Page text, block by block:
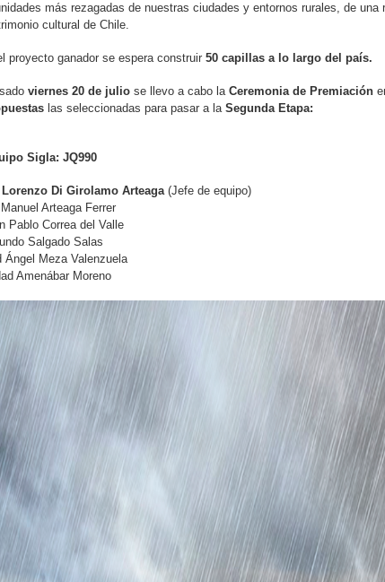
más rezagadas de nuestras ciudades y entornos rurales, de
cultural de Chile.
proyecto ganador se espera construir 50 capillas a lo largo del país.
viernes 20 de julio se llevo a cabo la Ceremonia de Premiación
las seleccionadas para pasar a la Segunda Etapa:
Sigla: JQ990
Di Girolamo Arteaga (Jefe de equipo)
Arteaga Ferrer
Pablo Correa del Valle
Salgado Salas
Ángel Meza Valenzuela
Amenábar Moreno